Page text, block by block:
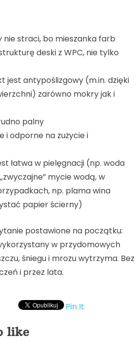
nie straci, bo mieszanka farb
deski z WPC, nie tylko
jest antypoślizgowy (m.in. dzięki
zarówno mokry jak i
palny
i odporne na zużycie i
łatwa w pielęgnacji (np. woda
mycie wodą, w
np. plama wina
papier ścierny)
postawione na początku:
w przydomowych
śniegu i mrozu wytrzyma. Bez
i przez lata.
Pin It
like